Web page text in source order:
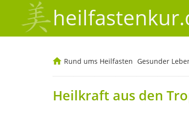
Rund ums Heilfasten Gesunder
Heilkraft aus den